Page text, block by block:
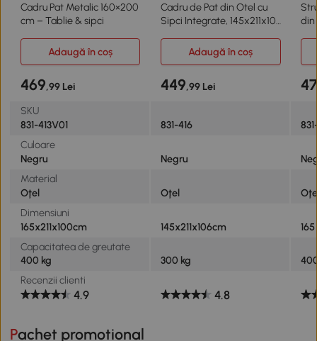
Cadru Pat Metalic 160×200
cm – Tablie & sipci
Cadru de Pat din Otel cu
Sipci Integrate, 145x211x106
din
Adaugă în coș Adaugă în coș
469,99 Lei 449,99 Lei
SKU
831-413V01
831-416
Culoare
Negru
Negru
Material
Oţel
Oţel
Dimensiuni
165x211x100cm
145x211x106cm
Capacitatea de greutate
400 kg
300 kg
Recenzii clienti
4.9 4.8
Pachet promotional